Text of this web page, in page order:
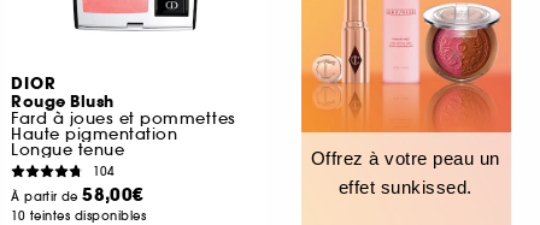
DIOR
Rouge Blush
Fard à joues et pommettes
Haute pigmentation
Longue tenue
104
À partir de58,00€
10 teintes disponibles
Offrez à votre peau un
effet sunkissed.